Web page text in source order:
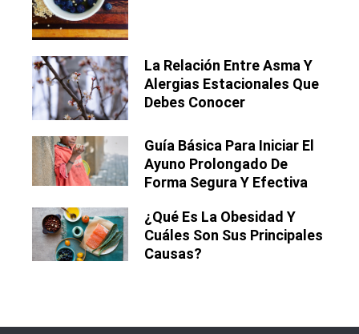
La Relación Entre Asma Y
Alergias Estacionales Que
Debes Conocer
Guía Básica Para Iniciar El
Ayuno Prolongado De
Forma Segura Y Efectiva
¿Qué Es La Obesidad Y
Cuáles Son Sus Principales
Causas?